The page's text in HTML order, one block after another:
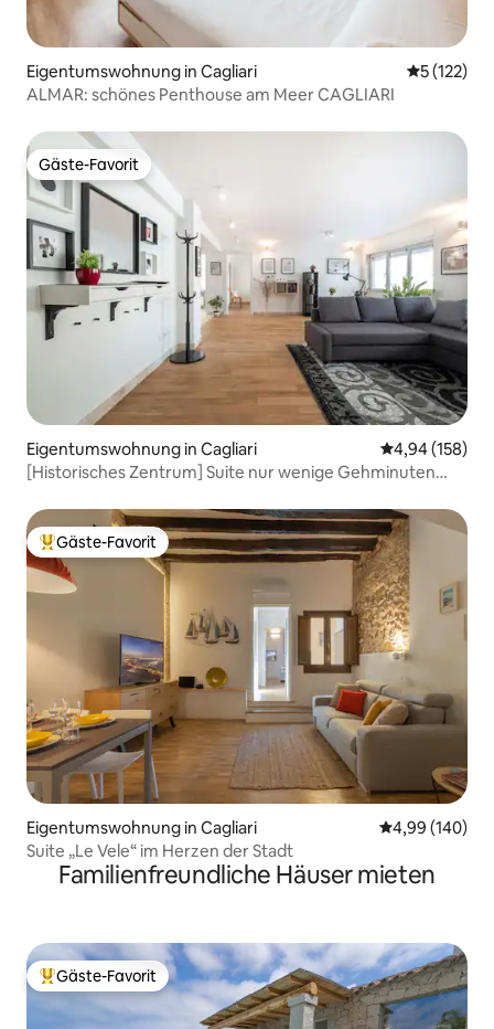
Eigentumswohnung in Cagliari
5 (122)
ALMAR: schönes Penthouse am Meer CAGLIARI
Gäste-Favorit
Gäste-Favorit
Eigentumswohnung in Cagliari
4,94 (158)
[Historisches Zentrum] Suite nur wenige Gehminuten
Beliebter Gäste-Favorit.
Gäste-Favorit
Eigentumswohnung in Cagliari
4,99 (140)
Suite „Le Vele“ im Herzen der Stadt
Familienfreundliche Häuser mieten
Beliebter Gäste-Favorit.
Gäste-Favorit